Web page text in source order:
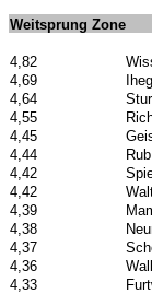
Weitsprung Zone
4,82
4,69
4,64
4,55
4,45
4,44
4,42
4,42
4,39
4,38
4,37
4,36
4,33